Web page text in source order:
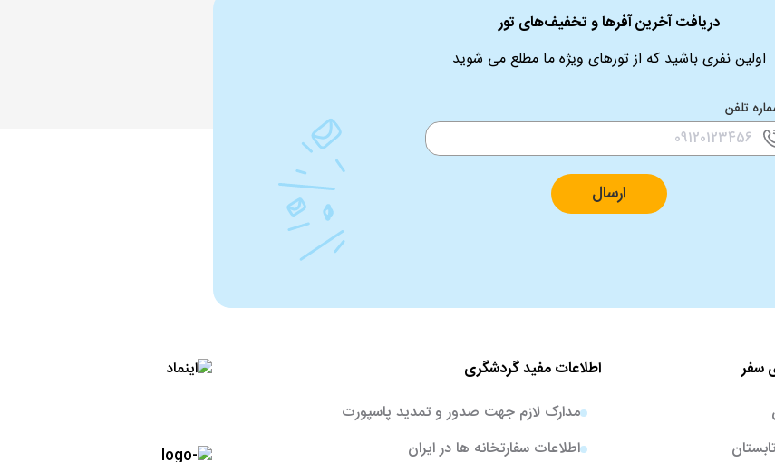
دریافت آخرین آفرها و تخفیف‌های تور
اولین نفری باشید که از تورهای ویژه ما مطلع می شوید
تلفن
ارسال
سفر
اطلاعات مفید گردشگری
مدارک لازم جهت صدور و تمدید پاسپورت
اطلاعات سفارتخانه ها در ایران